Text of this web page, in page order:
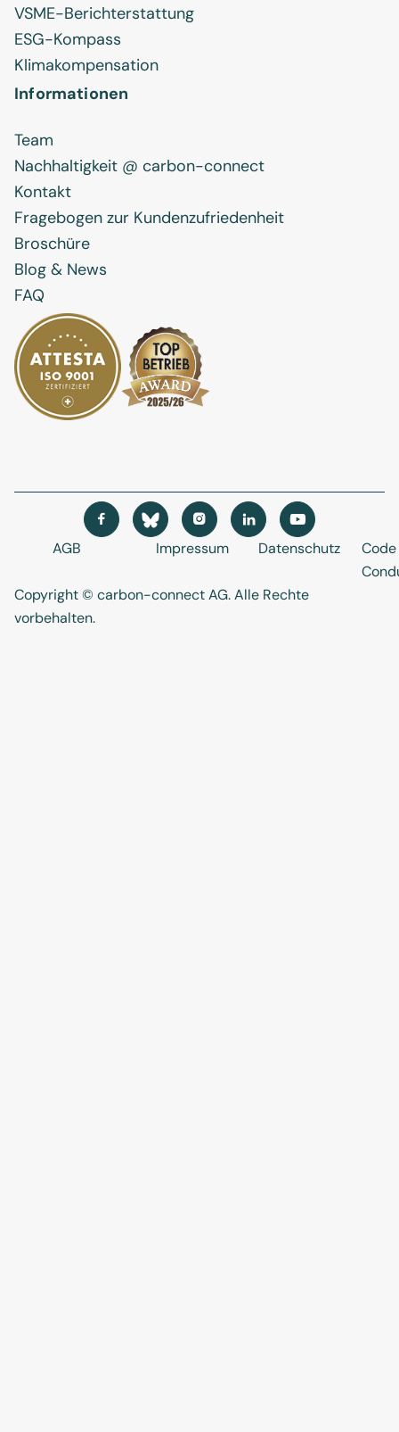
VSME-Berichterstattung
ESG-Kompass
Klimakompensation
Informationen
Team
Nachhaltigkeit @ carbon-connect
Kontakt
Fragebogen zur Kundenzufriedenheit
Broschüre
Blog & News
FAQ
Copyright © carbon-connect AG. Alle Rechte
vorbehalten.
AGB Impressum Datenschutz
   